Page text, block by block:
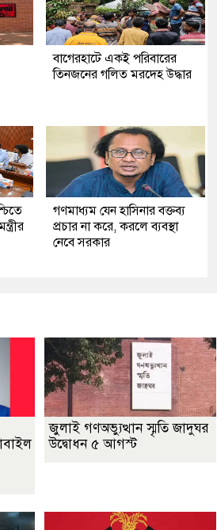
‎বাগেরহাটে একই পরিবারের
তিনজনের গলিত মরদেহ উদ্ধার
গণমাধ্যম যেন হাসিনার বক্তব্য
প্রচার না করে, করলে ব্যবস্থা
নেবে সরকার
জুলাই গণঅভ্যুত্থান স্মৃতি জাদুঘর
উদ্বোধন ৫ আগস্ট